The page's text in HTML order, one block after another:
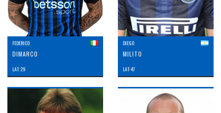
FEDERICO
DIMARCO
LAT: 29
DIEGO
MILITO
LAT: 47